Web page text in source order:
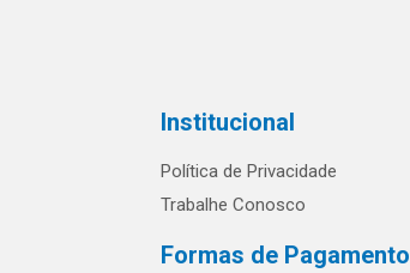
Institucional
Política de Privacidade
Trabalhe Conosco
Formas de Pagamento